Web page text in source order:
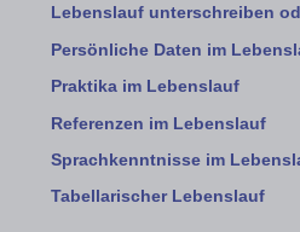
Lebenslauf unterschreiben
Persönliche Daten im
Praktika im Lebenslauf
Referenzen im Lebenslauf
Sprachkenntnisse im
Tabellarischer Lebenslauf